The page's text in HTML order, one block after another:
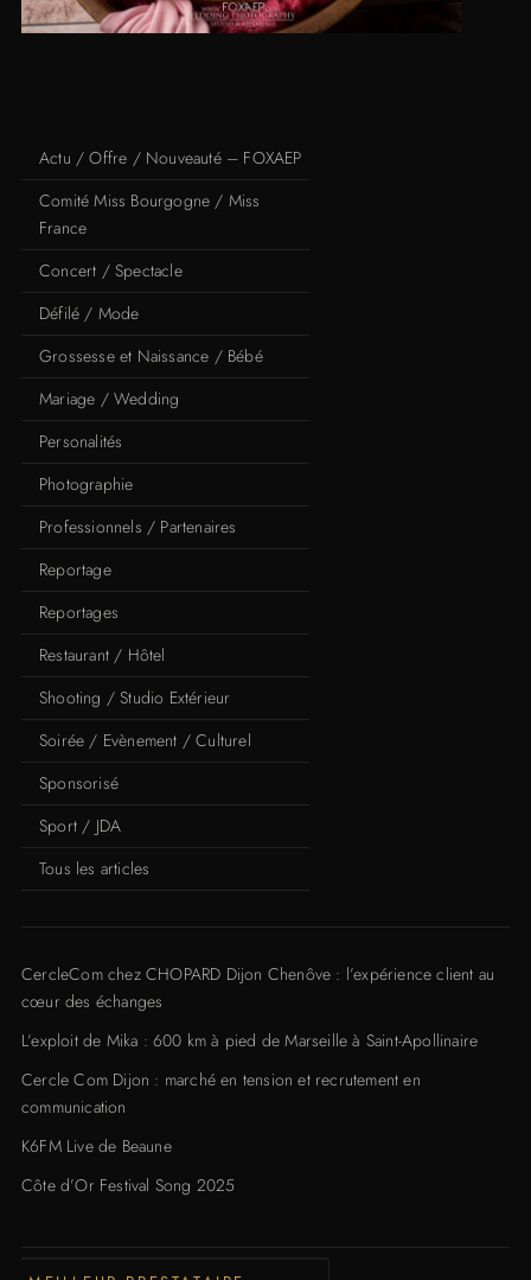
Actu / Offre / Nouveauté – FOXAEP
Comité Miss Bourgogne / Miss
France
Concert / Spectacle
Défilé / Mode
Grossesse et Naissance / Bébé
Mariage / Wedding
Personalités
Photographie
Professionnels / Partenaires
Reportage
Reportages
Restaurant / Hôtel
Shooting / Studio Extérieur
Soirée / Evènement / Culturel
Sponsorisé
Sport / JDA
Tous les articles
CercleCom chez CHOPARD Dijon Chenôve : l’expérience client au
cœur des échanges
L’exploit de Mika : 600 km à pied de Marseille à Saint-Apollinaire
Cercle Com Dijon : marché en tension et recrutement en
communication
K6FM Live de Beaune
Côte d’Or Festival Song 2025